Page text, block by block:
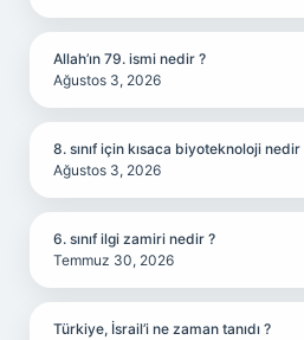
Allah’ın 79. ismi nedir ?
Ağustos 3, 2026
8. sınıf için kısaca biyoteknoloji nedir
Ağustos 3, 2026
6. sınıf ilgi zamiri nedir ?
Temmuz 30, 2026
Türkiye, İsrail’i ne zaman tanıdı ?